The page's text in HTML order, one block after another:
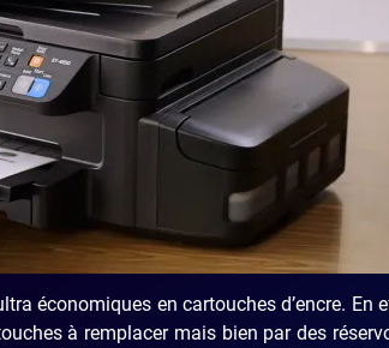
économiques en cartouches d’encre. En
à remplacer mais bien par des